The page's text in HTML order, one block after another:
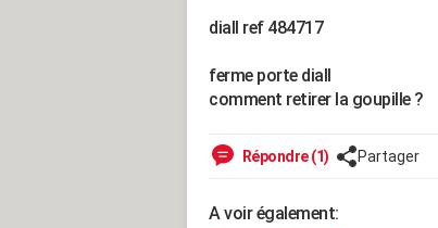
diall ref 484717
ferme porte diall
comment retirer la goupille ?
Répondre (1) Partager
A voir également: